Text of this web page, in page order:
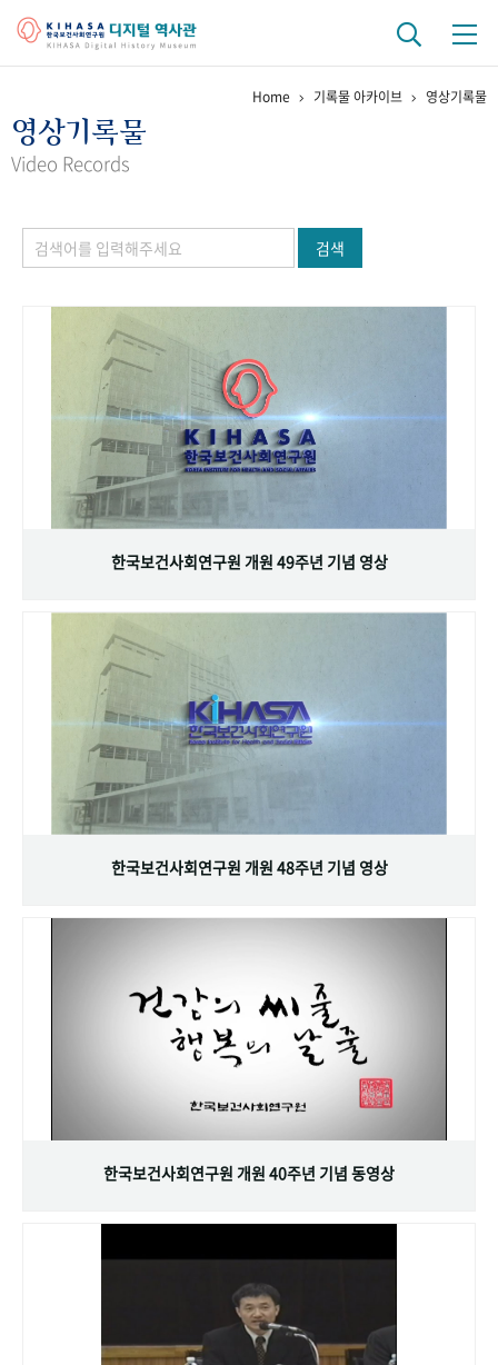
걸어온 길 기관 변천사
정책과 연구 키워드로 보는 연구 역사
연구자들
기록물 아카이브
사진 아카이브 문서 기록물 행정박물 영상 기록물
주년 기념
성과 50선 숫자로 보는 50년
VR 역사관
Home 기록물 아카이브 영상기록물
영상기록물
Video Records
검색
한국보건사회연구원 개원 49주년 기념 영상
한국보건사회연구원 개원 48주년 기념 영상
한국보건사회연구원 개원 40주년 기념 동영상